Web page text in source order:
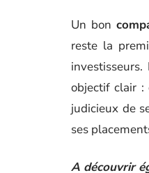
Un bon
reste la
objectif clair
judicieux de
ses
A découvrir